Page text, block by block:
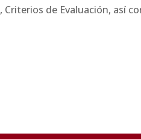
, Criterios de Evaluación, así